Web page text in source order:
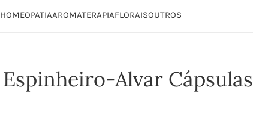
HOMEOPATIAAROMATERAPIAFLORAISOUTROS
Espinheiro-Alvar Cápsulas